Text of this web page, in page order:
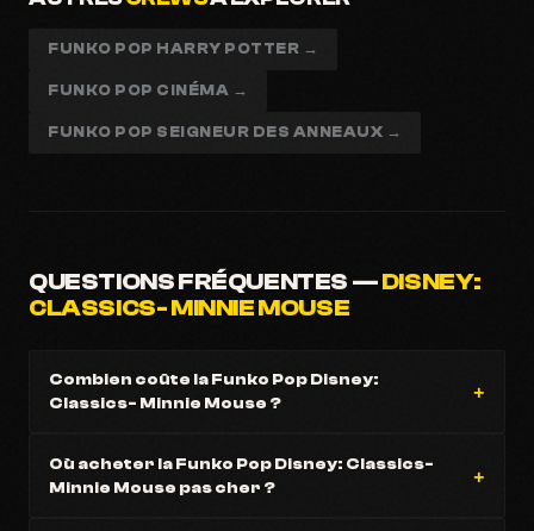
FUNKO POP HARRY POTTER →
FUNKO POP CINÉMA →
FUNKO POP SEIGNEUR DES ANNEAUX →
QUESTIONS FRÉQUENTES —DISNEY:
CLASSICS- MINNIE MOUSE
Combien coûte la Funko Pop Disney:
Classics- Minnie Mouse ?
Où acheter la Funko Pop Disney: Classics-
Minnie Mouse pas cher ?